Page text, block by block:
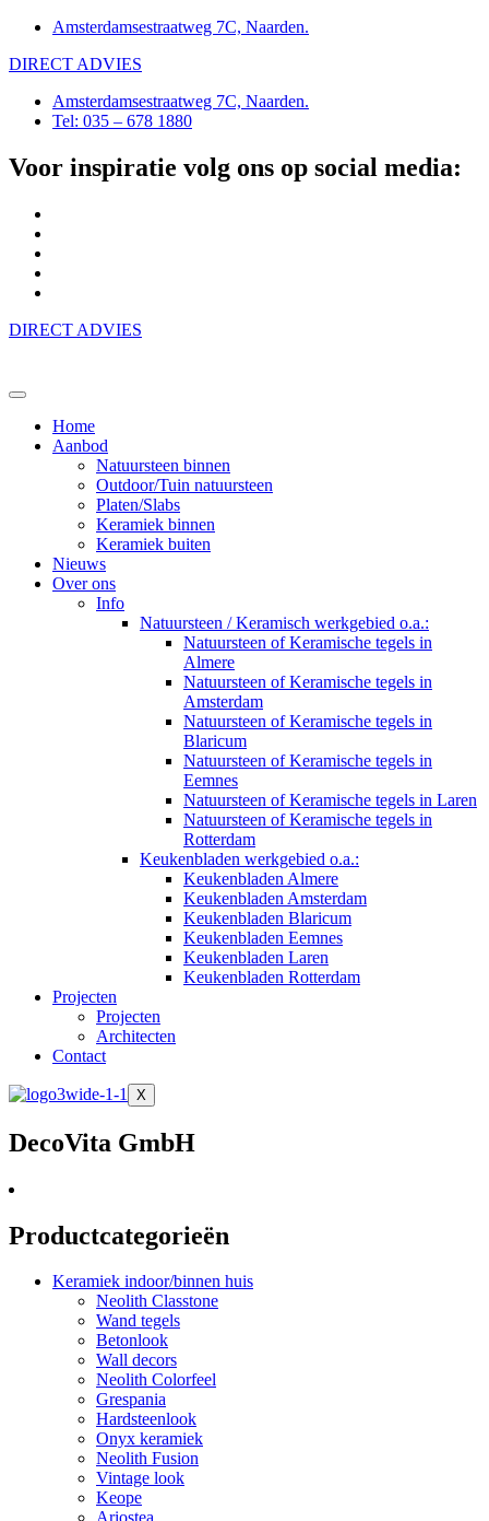
Amsterdamsestraatweg 7C, Naarden.
DIRECT ADVIES
Amsterdamsestraatweg 7C, Naarden.
Tel: 035 – 678 1880
Voor inspiratie volg ons op social media:
DIRECT ADVIES
Home
Aanbod
Natuursteen binnen
Outdoor/Tuin natuursteen
Platen/Slabs
Keramiek binnen
Keramiek buiten
Nieuws
Over ons
Info
Natuursteen / Keramisch werkgebied o.a.:
Natuursteen of Keramische tegels in
Almere
Natuursteen of Keramische tegels in
Amsterdam
Natuursteen of Keramische tegels in
Blaricum
Natuursteen of Keramische tegels in
Eemnes
Natuursteen of Keramische tegels in Laren
Natuursteen of Keramische tegels in
Rotterdam
Keukenbladen werkgebied o.a.:
Keukenbladen Almere
Keukenbladen Amsterdam
Keukenbladen Blaricum
Keukenbladen Eemnes
Keukenbladen Laren
Keukenbladen Rotterdam
Projecten
Projecten
Architecten
Contact
X
DecoVita GmbH
Productcategorieën
Keramiek indoor/binnen huis
Neolith Classtone
Wand tegels
Betonlook
Wall decors
Neolith Colorfeel
Grespania
Hardsteenlook
Onyx keramiek
Neolith Fusion
Vintage look
Keope